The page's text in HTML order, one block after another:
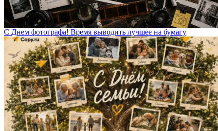
С Днем фотографа! Время выводить лучшее на бумагу